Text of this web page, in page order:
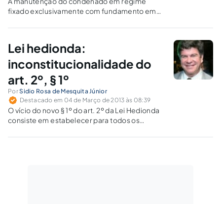
fixado exclusivamente com fundamento em
indesculpável constrangimento ilegal.
Lei hedionda:
inconstitucionalidade do
art. 2º, § 1º
PorSidio Rosa de Mesquita Júnior
Destacado em 04 de Março de 2013 às 08:39
O vício do novo § 1º do art. 2º da Lei Hedionda
consiste em estabelecer para todos os
qualquer possibilidade de diferenciação.